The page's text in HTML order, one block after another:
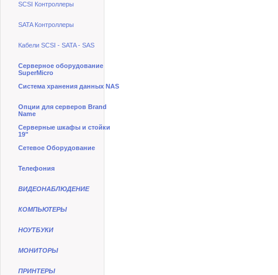
SCSI Контроллеры
SATA Контроллеры
Кабели SCSI - SATA - SAS
Серверное оборудование
SuperMicro
Система хранения данных NAS
Опции для серверов Brand
Name
Серверные шкафы и стойки
19"
Сетевое Оборудование
Телефония
ВИДЕОНАБЛЮДЕНИЕ
КОМПЬЮТЕРЫ
НОУТБУКИ
МОНИТОРЫ
ПРИНТЕРЫ